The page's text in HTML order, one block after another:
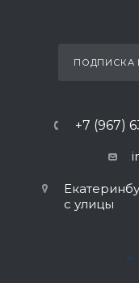
ПОДПИСКА
+7 (967)
с улицы
>